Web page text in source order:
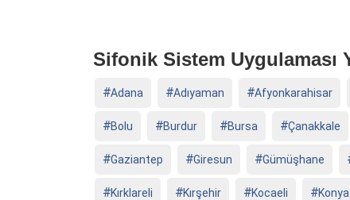
Sifonik Sistem Uygulaması
Adana Adıyaman Afyonkarahisar
Bolu Burdur Bursa Çanakkale
Gaziantep Giresun Gümüşhane
Kırklareli Kırşehir Kocaeli Konya